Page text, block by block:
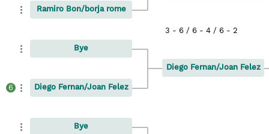
Ramiro Bon/borja rome
Bye
6 Diego Fernan/Joan Felez
Bye
Diego Fernan/Joan Felez
3 - 6 / 6 - 4 / 6 - 2